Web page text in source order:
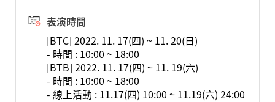
表演時間
[BTC] 2022. 11. 17(四) ~ 11. 20(日)
- 時間 : 10:00 ~ 18:00
[BTB] 2022. 11. 17(四) ~ 11. 19(六)
- 時間 : 10:00 ~ 18:00
- 線上活動 : 11.17(四) 10:00 ~ 11.19(六) 24:00